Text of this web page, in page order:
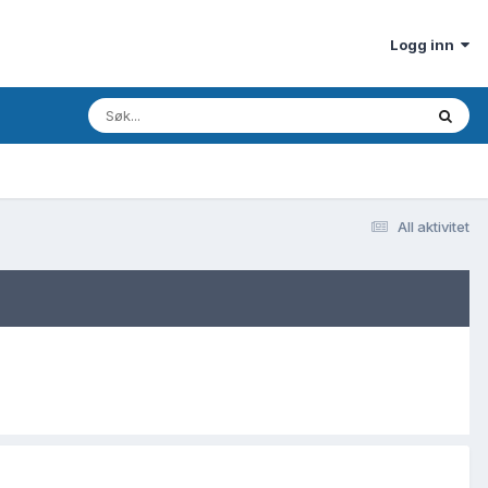
Logg inn
All aktivitet